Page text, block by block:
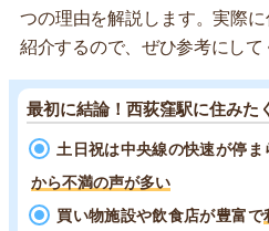
つの理由を解説します。実際
紹介するので、ぜひ参考にして
最初に結論！西荻窪駅に住みた
土日祝は中央線の快速が停ま
から不満の声が多い
買い物施設や飲食店が豊富で